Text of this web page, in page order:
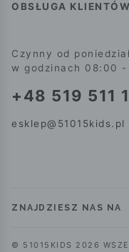
OBSŁUGA
Czynny od
w godzinach 08:00 -
+48 519 511
esklep@51015kids.pl
ZNAJDZIESZ NAS NA
© 51015KIDS 2026